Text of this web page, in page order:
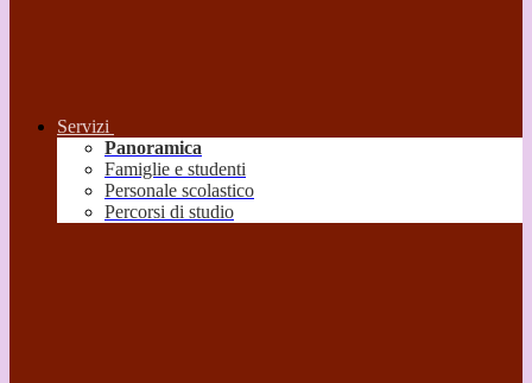
Servizi
Panoramica
Famiglie e studenti
Personale scolastico
Percorsi di studio